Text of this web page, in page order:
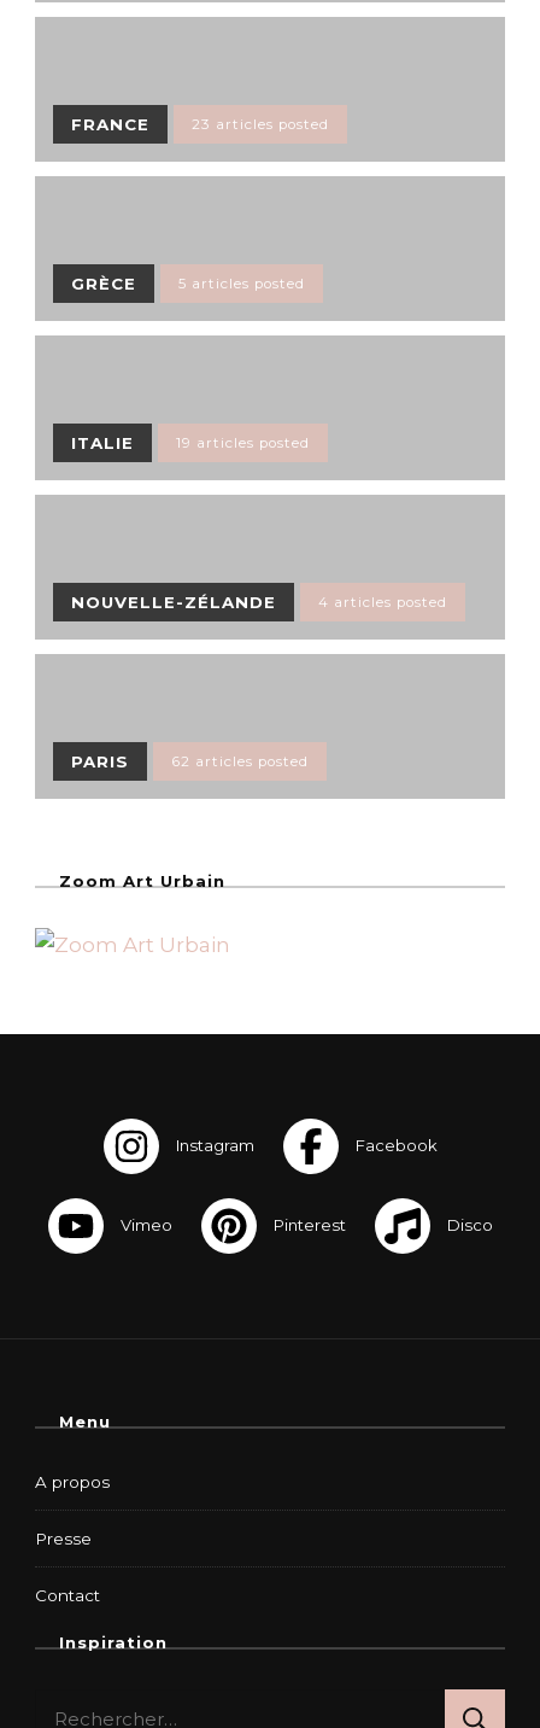
FRANCE 23 articles posted
GRÈCE 5 articles posted
ITALIE 19 articles posted
NOUVELLE-ZÉLANDE 4 articles posted
PARIS 62 articles posted
Zoom Art Urbain
Menu
A propos
Presse
Contact
Inspiration